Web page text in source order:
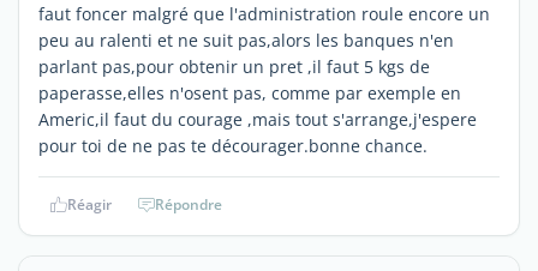
faut foncer malgré que l'administration roule encore un
peu au ralenti et ne suit pas,alors les banques n'en
parlant pas,pour obtenir un pret ,il faut 5 kgs de
paperasse,elles n'osent pas, comme par exemple en
Americ,il faut du courage ,mais tout s'arrange,j'espere
pour toi de ne pas te décourager.bonne chance.
Réagir Répondre